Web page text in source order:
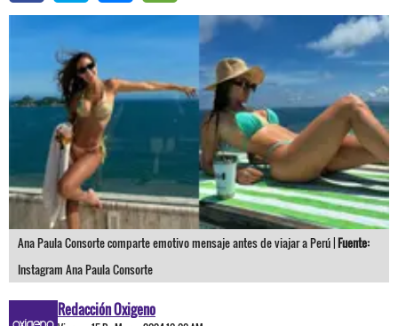
Ana Paula Consorte comparte emotivo mensaje antes de viajar a Perú |Fuente:
Instagram Ana Paula Consorte
Redacción Oxigeno